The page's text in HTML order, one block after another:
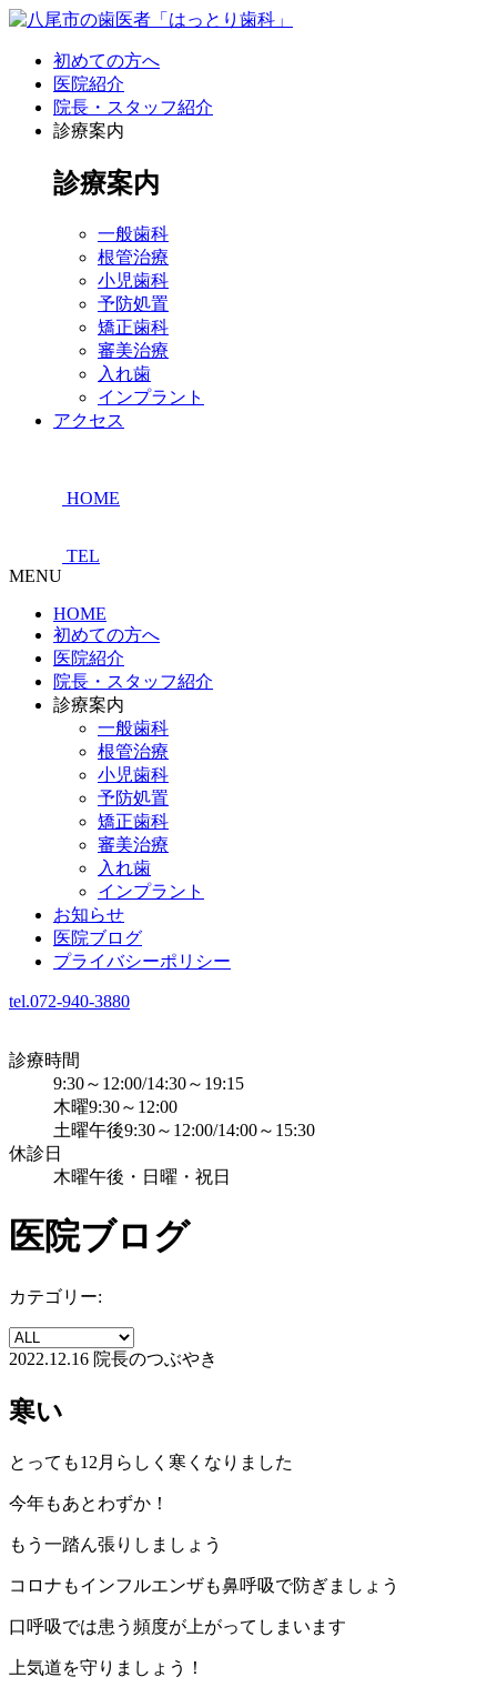
初めての方へ
医院紹介
院長・スタッフ紹介
診療案内
診療案内
一般歯科
根管治療
小児歯科
予防処置
矯正歯科
審美治療
入れ歯
インプラント
アクセス
HOME
TEL
MENU
HOME
初めての方へ
医院紹介
院長・スタッフ紹介
診療案内
一般歯科
根管治療
小児歯科
予防処置
矯正歯科
審美治療
入れ歯
インプラント
お知らせ
医院ブログ
プライバシーポリシー
tel.072-940-3880
診療時間
9:30～12:00/14:30～19:15
木曜9:30～12:00
土曜午後9:30～12:00/14:00～15:30
休診日
木曜午後・日曜・祝日
医院ブログ
カテゴリー:
2022.12.16 院長のつぶやき
寒い
とっても12月らしく寒くなりました
今年もあとわずか！
もう一踏ん張りしましょう
コロナもインフルエンザも鼻呼吸で防ぎましょう
口呼吸では患う頻度が上がってしまいます
上気道を守りましょう！